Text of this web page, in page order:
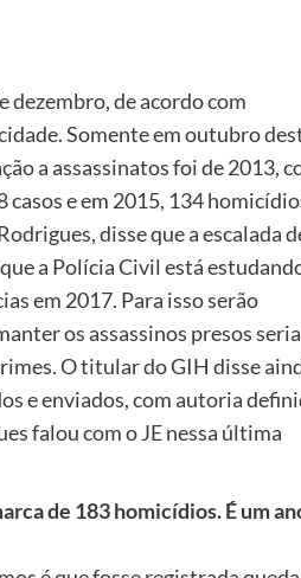
dezembro, de acordo com
Somente em outubro
a assassinatos foi de 2013,
e em 2015, 134
disse que a escalada
a Polícia Civil está
em 2017. Para isso serão
os assassinos presos
O titular do GIH disse
e enviados, com autoria
falou com o JE nessa última
de 183 homicídios. É um